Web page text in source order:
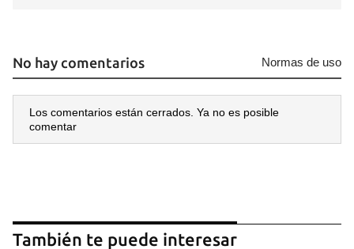
No hay comentarios Normas de uso
Los comentarios están cerrados. Ya no es posible
comentar
También te puede interesar